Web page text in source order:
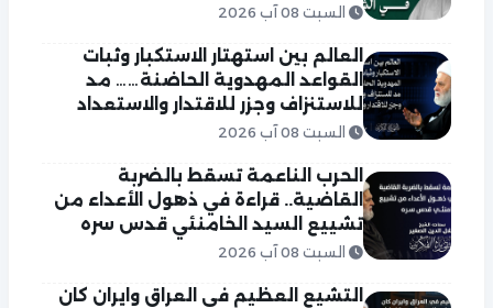
السبت 08 آب 2026
العالم بين استهتار الاستكبار وثبات
القواعد المهدوية الحاضنة…… مد
للاستنزاف وجزر للاقتدار والاستعداد
السبت 08 آب 2026
الحرب الناعمة تسقط بالضربة
القاضية.. قراءة في ذهول الأعداء من
تشييع السيد الخامنئي قدس سره
السبت 08 آب 2026
التشيع العظيم في العراق وايران كان